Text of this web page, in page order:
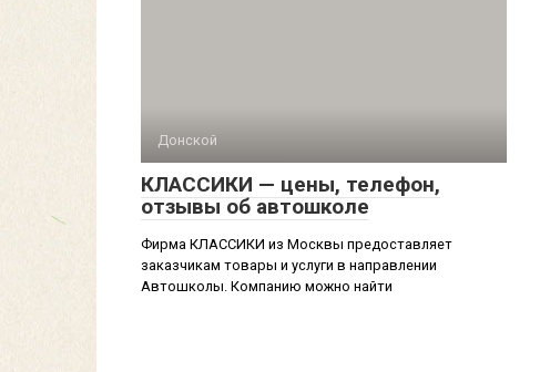
Донской
КЛАССИКИ — цены, телефон,
отзывы об автошколе
Фирма КЛАССИКИ из Москвы предоставляет
заказчикам товары и услуги в направлении
Автошколы. Компанию можно найти